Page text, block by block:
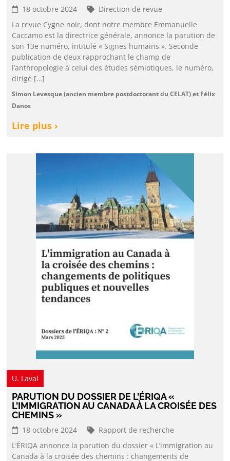
18 octobre 2024
Direction de revue
La revue Cygne noir, dont notre membre Emmanuelle
Caccamo est la directrice générale, annonce la parution de
son 13e numéro, intitulé « Signes humains ». Seconde
publication de deux rapprochant le champ de
l’anthropologie à celui des études sémiotiques, le numéro,
dirigé […]
Simon Levesque (ancien membre postdoctorant du CELAT) et Félix
Danos
Lire plus ›
U. Laval
PARUTION DU DOSSIER DE L’ÉRIQA «
L’IMMIGRATION AU CANADA À LA CROISÉE DES
CHEMINS »
18 octobre 2024
Rapport de recherche
L’ÉRIQA annonce la parution du dossier « L’immigration au
Canada à la croisée des chemins : changements de